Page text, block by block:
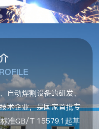
自动焊割设备的研发、
术企业，是国家首批专
准GB/T 15579.1起草